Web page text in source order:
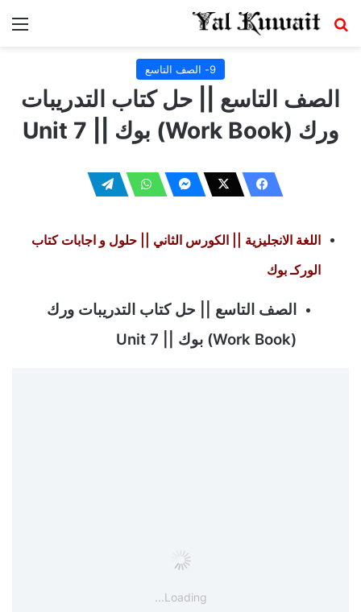
بحث عن
9- الصف التاسع
الصف التاسع || حل كتاب التدريبات
ورك (Work Book) بوك || Unit 7
اللغة الانجليزية || الكورس الثاني || حلول و اجابات كتاب
الوركـ بوك
الصف التاسع || حل كتاب التدريبات ورك
(Work Book) بوك
Loading...